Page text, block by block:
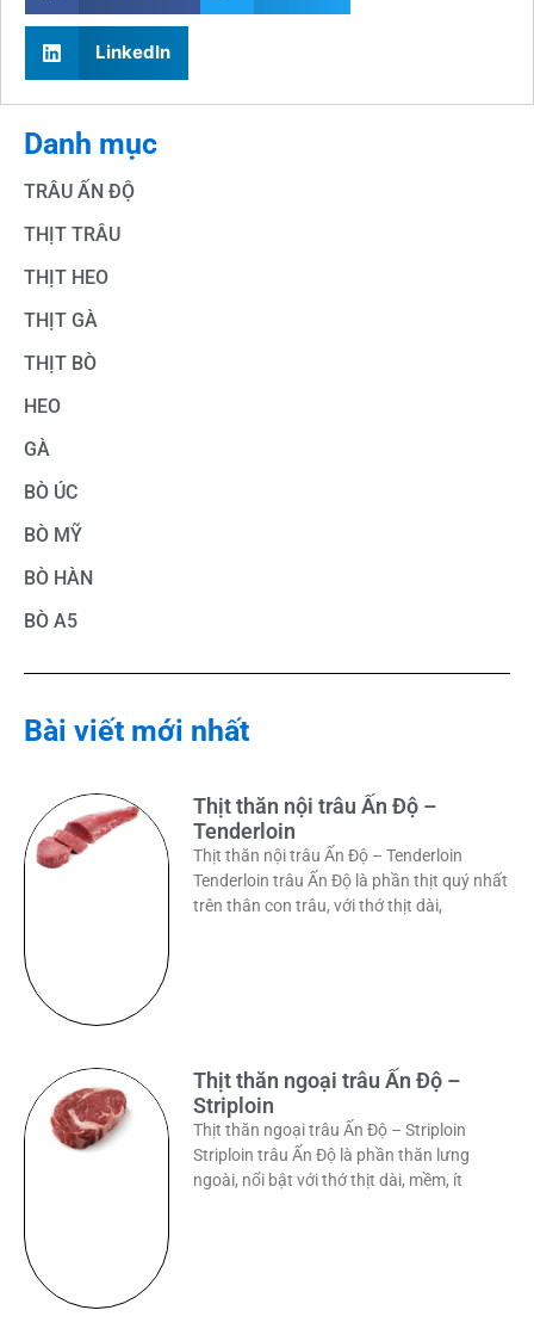
LinkedIn
Danh mục
TRÂU ẤN ĐỘ
THỊT TRÂU
THỊT HEO
THỊT GÀ
THỊT BÒ
HEO
GÀ
BÒ ÚC
BÒ MỸ
BÒ HÀN
BÒ A5
Bài viết mới nhất
Thịt thăn nội trâu Ấn Độ –
Tenderloin
Thịt thăn nội trâu Ấn Độ – Tenderloin
Tenderloin trâu Ấn Độ là phần thịt quý nhất
trên thân con trâu, với thớ thịt dài,
Thịt thăn ngoại trâu Ấn Độ –
Striploin
Thịt thăn ngoại trâu Ấn Độ – Striploin
Striploin trâu Ấn Độ là phần thăn lưng
ngoài, nổi bật với thớ thịt dài, mềm, ít